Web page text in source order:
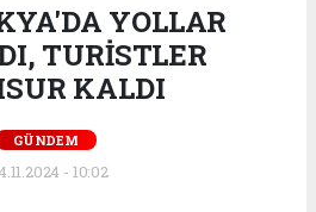
YOLLAR
TURİSTLER
KALDI
GÜNDEM
- 10:02